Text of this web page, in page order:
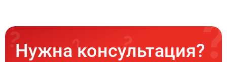
Нужна консультация?